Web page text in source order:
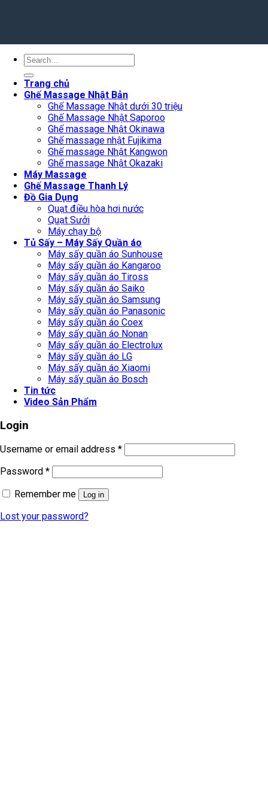
Search
Trang chủ
Ghế Massage Nhật Bản
Ghế Massage Nhật dưới 30 triệu
Ghế Massage Nhật Saporoo
Ghế massage Nhật Okinawa
Ghế massage nhật Fujikima
Ghế massage Nhật Kangwon
Ghế massage Nhật Okazaki
Máy Massage
Ghế Massage Thanh Lý
Đồ Gia Dụng
Quạt điều hòa hơi nước
Quạt Sưởi
Máy chạy bộ
Tủ Sấy – Máy Sấy Quần áo
Máy sấy quần áo Sunhouse
Máy sấy quần áo Kangaroo
Máy sấy quần áo Tiross
Máy sấy quần áo Saiko
Máy sấy quần áo Samsung
Máy sấy quần áo Panasonic
Máy sấy quần áo Coex
Máy sấy quần áo Nonan
Máy sấy quần áo Electrolux
Máy sấy quần áo LG
Máy sấy quần áo Xiaomi
Máy sấy quần áo Bosch
Tin tức
Video Sản Phẩm
Login
Username or email address *
Password *
Remember me
Log in
Lost your password?